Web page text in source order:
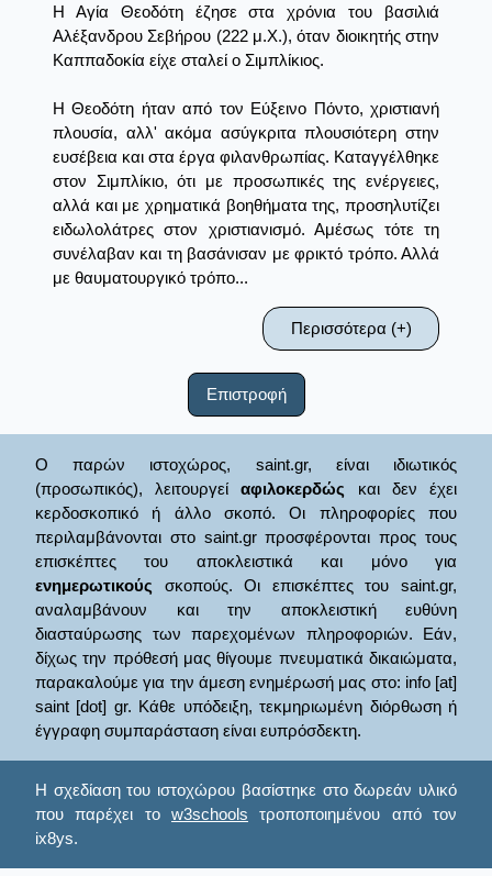
Η Αγία Θεοδότη έζησε στα χρόνια του βασιλιά
Αλέξανδρου Σεβήρου (222 μ.Χ.), όταν διοικητής στην
Καππαδοκία είχε σταλεί ο Σιμπλίκιος.
Η Θεοδότη ήταν από τον Εύξεινο Πόντο, χριστιανή
πλουσία, αλλ' ακόμα ασύγκριτα πλουσιότερη στην
ευσέβεια και στα έργα φιλανθρωπίας. Καταγγέλθηκε
στον Σιμπλίκιο, ότι με προσωπικές της ενέργειες,
αλλά και με χρηματικά βοηθήματα της, προσηλυτίζει
ειδωλολάτρες στον χριστιανισμό. Αμέσως τότε τη
συνέλαβαν και τη βασάνισαν με φρικτό τρόπο. Αλλά
με θαυματουργικό τρόπο...
Περισσότερα (+)
Επιστροφή
Ο παρών ιστοχώρος, saint.gr, είναι ιδιωτικός
(προσωπικός), λειτουργείαφιλοκερδώς και δεν έχει
κερδοσκοπικό ή άλλο σκοπό. Οι πληροφορίες που
περιλαμβάνονται στο saint.gr προσφέρονται προς τους
επισκέπτες του αποκλειστικά και μόνο για
ενημερωτικούς σκοπούς. Οι επισκέπτες του saint.gr,
αναλαμβάνουν και την αποκλειστική ευθύνη
διασταύρωσης των παρεχομένων πληροφοριών. Εάν,
δίχως την πρόθεσή μας θίγουμε πνευματικά δικαιώματα,
παρακαλούμε για την άμεση ενημέρωσή μας στο: info [at]
saint [dot] gr. Κάθε υπόδειξη, τεκμηριωμένη διόρθωση ή
έγγραφη συμπαράσταση είναι ευπρόσδεκτη.
Η σχεδίαση του ιστοχώρου βασίστηκε στο δωρεάν υλικό
που παρέχει το w3schools τροποποιημένου από τον
ix8ys.